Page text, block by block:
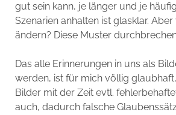
gut sein kann, je länger und je
Szenarien anhalten ist glasklar.
ändern? Diese Muster
Das alle Erinnerungen in uns als
werden, ist für mich völlig
Bilder mit der Zeit evtl.
auch, dadurch falsche